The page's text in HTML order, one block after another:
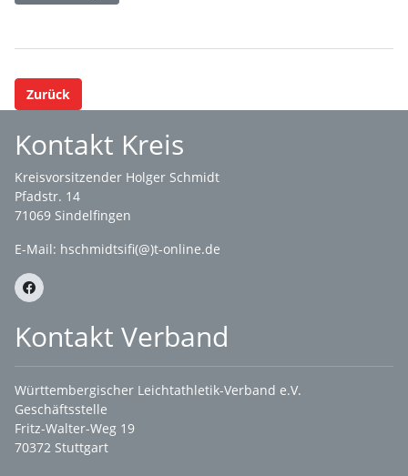
Zurück
Kontakt Kreis
Kreisvorsitzender Holger Schmidt
Pfadstr. 14
71069 Sindelfingen
E-Mail: hschmidtsifi(@)t-online.de
Kontakt Verband
Württembergischer Leichtathletik-Verband e.V.
Geschäftsstelle
Fritz-Walter-Weg 19
70372 Stuttgart